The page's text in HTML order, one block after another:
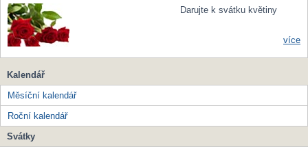
Darujte k svátku květiny
více
Kalendář
Měsíční kalendář
Roční kalendář
Svátky